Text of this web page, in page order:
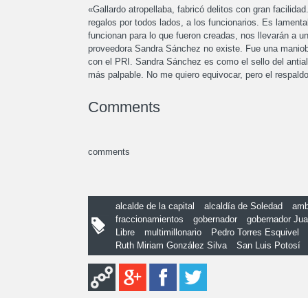
«Gallardo atropellaba, fabricó delitos con gran
regalos por todos lados, a los funcionarios. Es
funcionan para lo que fueron creadas, nos llevarán a
proveedora Sandra Sánchez no existe. Fue una
con el PRI. Sandra Sánchez es como el sello del
más palpable. No me quiero equivocar, pero el
Comments
comments
alcalde de la capital alcaldía de Soledad
fraccionamientos
gobernador
gobernador
Libre
multimillonario
Pedro Torres Esquivel
Ruth Miriam González Silva
San Luis Potosí